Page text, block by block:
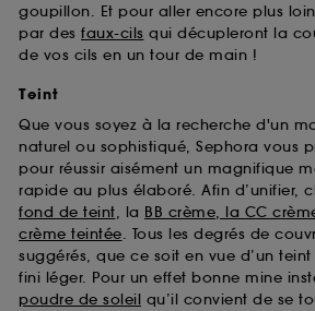
goupillon. Et pour aller encore plus
par des faux-cils qui décupleront la
de vos cils en un tour de main !
Teint
Que vous soyez à la recherche d'un
naturel ou sophistiqué, Sephora vous
pour réussir aisément un magnifique
rapide au plus élaboré. Afin d’unifier,
fond de teint, la BB crème, la CC
crème teintée. Tous les degrés de
suggérés, que ce soit en vue d’un
fini léger. Pour un effet bonne mine
poudre de soleil qu’il convient de se